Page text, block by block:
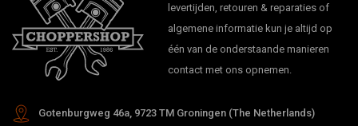
levertijden, retouren & reparaties of
algemene informatie kun je altijd op
één van de onderstaande manieren
contact met ons opnemen.
Gotenburgweg 46a, 9723 TM Groningen (The Netherlands)